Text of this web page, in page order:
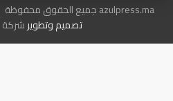
azulpress.ma جميع الحقوق محفوظة
تصميم وتطويرشركة